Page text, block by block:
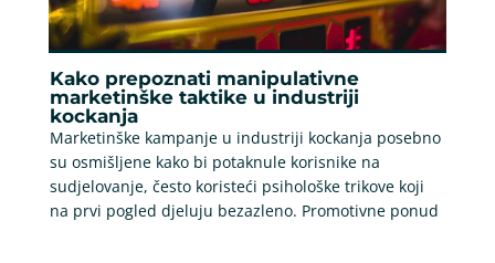
Kako prepoznati manipulativne
marketinške taktike u industriji
kockanja
Marketinške kampanje u industriji kockanja posebno
su osmišljene kako bi potaknule korisnike na
sudjelovanje, često koristeći psihološke trikove koji
na prvi pogled djeluju bezazleno. Promotivne ponud